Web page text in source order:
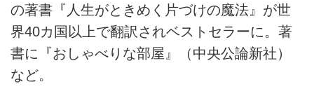
の著書『人生がときめく片づけの魔法』が世
界40カ国以上で翻訳されベストセラーに。著
書に『おしゃべりな部屋』（中央公論新社）
など。